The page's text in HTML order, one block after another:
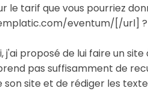
le tarif que vous pourriez
eventum/[/url] ?
j'ai proposé de lui faire un
pas suffisamment de
site et de rédiger les